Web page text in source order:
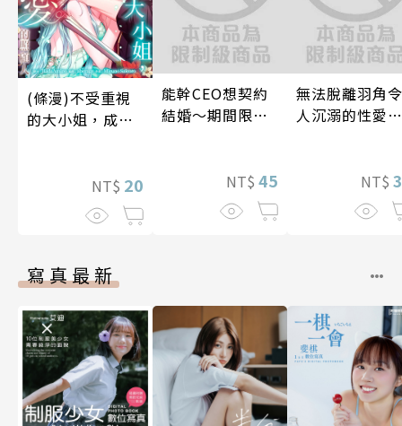
(條漫)不受重視
的大小姐，成了
NT$ 20
能幹CEO想契約
結婚～期間限定
NT$ 45
無法脫離羽角令
人沉溺的性愛～
漓的夜晚(第7
NT$
寫真最新